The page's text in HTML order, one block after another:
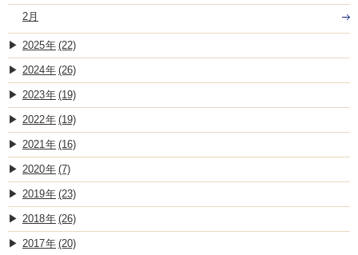
2月
2025 (22)
2024 (26)
2023 (19)
2022 (19)
2021 (16)
2020 (7)
2019 (23)
2018 (26)
2017 (20)